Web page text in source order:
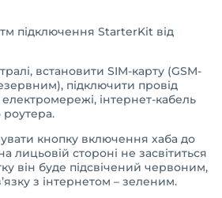
підключення StarterKit від
встановити SIM-карту (GSM-
підключити провід
інтернет-кабель
роутера.
кнопку включення хаба до
лицьовій стороні не засвітиться
він буде підсвічений червоним,
з інтернетом – зеленим.